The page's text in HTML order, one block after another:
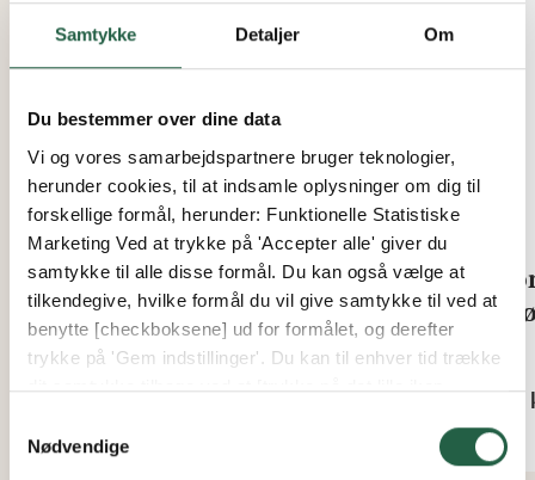
Samtykke Detaljer Om
Du bestemmer over dine data
Vi og vores samarbejdspartnere bruger teknologier,
herunder cookies, til at indsamle oplysninger om dig til
forskellige formål, herunder: Funktionelle Statistiske
Marketing Ved at trykke på 'Accepter alle' giver du
samtykke til alle disse formål. Du kan også vælge at
tilkendegive, hvilke formål du vil give samtykke til ved at
benytte [checkboksene] ud for formålet, og derefter
trykke på 'Gem indstillinger'. Du kan til enhver tid trække
dit samtykke tilbage ved at [trykke på det lille ikon
mere om vores brug af cookies og andre teknologier,
Nødvendige
Soil Blocker dyvel-pins til
Mini 4
Fra
31 kr.
Fra
151